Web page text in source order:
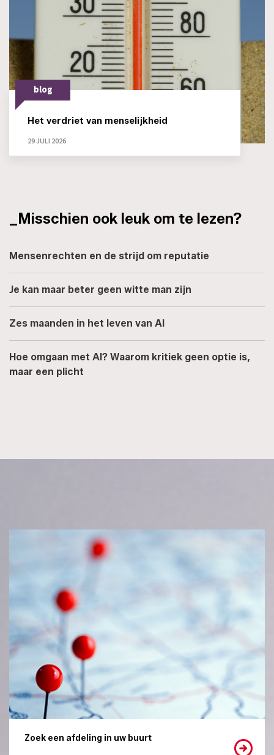
blog
Het verdriet van menselijkheid
29 JULI 2026
_Misschien ook leuk om te lezen?
Mensenrechten en de strijd om reputatie
Je kan maar beter geen witte man zijn
Zes maanden in het leven van AI
Hoe omgaan met AI? Waarom kritiek geen optie is,
maar een plicht
Zoek een afdeling in uw buurt